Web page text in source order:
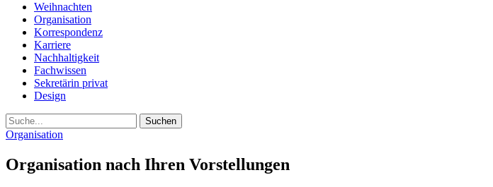
Weihnachten
Organisation
Korrespondenz
Karriere
Nachhaltigkeit
Fachwissen
Sekretärin privat
Design
Suche
Organisation
Organisation nach Ihren Vorstellungen